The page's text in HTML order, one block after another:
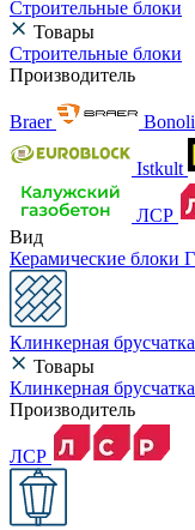
Строительные блоки
Товары
Строительные блоки
Производитель
Braer
Istkult
ЛСР
Вид
Керамические блоки
Клинкерная брусчатка
Товары
Клинкерная брусчатка
Производитель
ЛСР